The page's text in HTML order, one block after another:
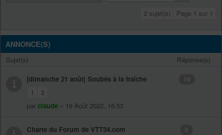
2 sujet(s) Page 1 sur 1
ANNONCE(S)
Sujet(s) Réponse(s)
[dimanche 21 août{ Soubès à la fraîche
1 2
par claude » 19 Août 2022, 16:53
14
Charte du Forum de VTT34.com
0